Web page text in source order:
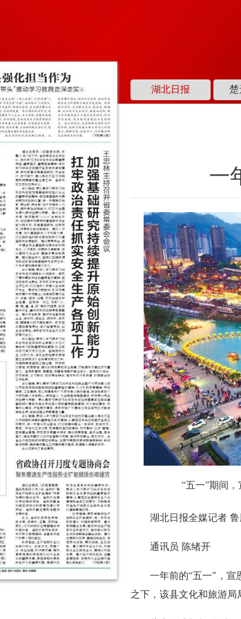
湖北日报 楚
一
“五一”期间
湖北日报全媒记者
通讯员 陈绪开
一年前的“五一”，宣
之下，该县文化和旅游局